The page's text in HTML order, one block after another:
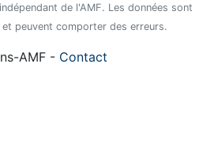
de l'AMF. Les données sont
peuvent comporter des erreurs.
AMF - Contact